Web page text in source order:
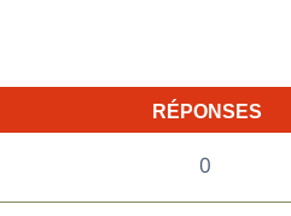
RÉPONSES
0R
é